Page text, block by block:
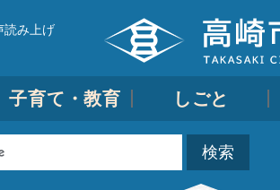
読み上げ
子育て・教育 しごと